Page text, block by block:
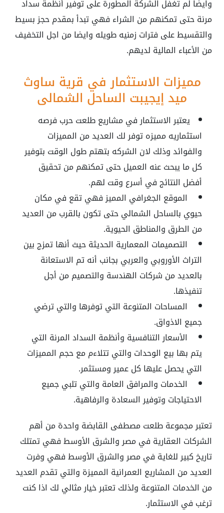
وايضا لم تغفل الشركة المطورة على توفير أنظمة سداد
مرنة حتى تمكنهم من الشراء فهي تبدأ بمقدم حجز بسيط
والتقسيط على فترات زمنيه طويله وايضا من اجل التخفيف
من الأعباء المالية لديهم.
مميزات الاستثمار في قرية ساوث
ميد إيجيبت الساحل الشمالي
يعتبر الاستثمار في مشاريع طلعت حرب فرصه
استثماريه مميزه توفر لك العديد من المميزات
والفوائد وذلك لان الشركه بتهتم طول الوقت بتوفير
كل ما يبحث عنه العميل حتى تمكنهم من تحقيق
أفضل النتائج في أسرع وقت لهم.
الموقع الجغرافي المميز فهي تقع في مكان
حيوي بالساحل الشمالي حتى تكون بالقرب من العديد
من الطرق والمناطق الحيوية.
التصميمات المعمارية الحديثة حيث أنها تمزج بين
التراث الأوروبي والعربي بجانب أنه تم الاستعانة
بالعديد من شركات الهندسة والتصميم من أجل
تنفيذها.
المساحات المتنوعة التي توفرها والتي ترضي
جميع الاذواق.
الأسعار التنافسية وأنظمة السداد المرنة التي
يتم بها بيع الوحدات والتي تتلاءم مع حجم المميزات
التي يحصل عليها كل عمير ومستثمر.
الخدمات والمرافق العامة والتي تلبي جميع
الاحتياجات وتوفير السعادة والرفاهية.
تعتبر مجموعة طلعت مصطفى القابضة واحدة من أهم
الشركات العقارية في مصر والشرق الأوسط فهي تمتلك
تاريخ كبير للغاية في مصر والشرق الأوسط فهي وفرت
العديد من المشاريع العمرانية المميزة والتي تقدم العديد
من الخدمات المتنوعة ولذلك تعتبر خيار مثالي لك اذا كنت
ترغب في الاستثمار.